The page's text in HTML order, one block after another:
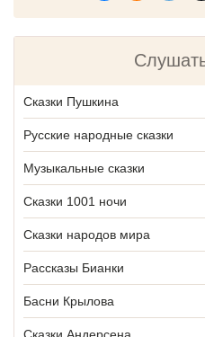
Сказки Пушкина
Русские народные сказки
Музыкальные сказки
Сказки 1001 ночи
Сказки народов мира
Рассказы Бианки
Басни Крылова
Сказки Андерсена